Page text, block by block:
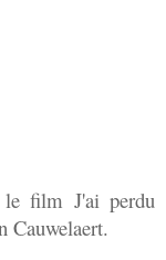
le film J'ai perdu
Cauwelaert.